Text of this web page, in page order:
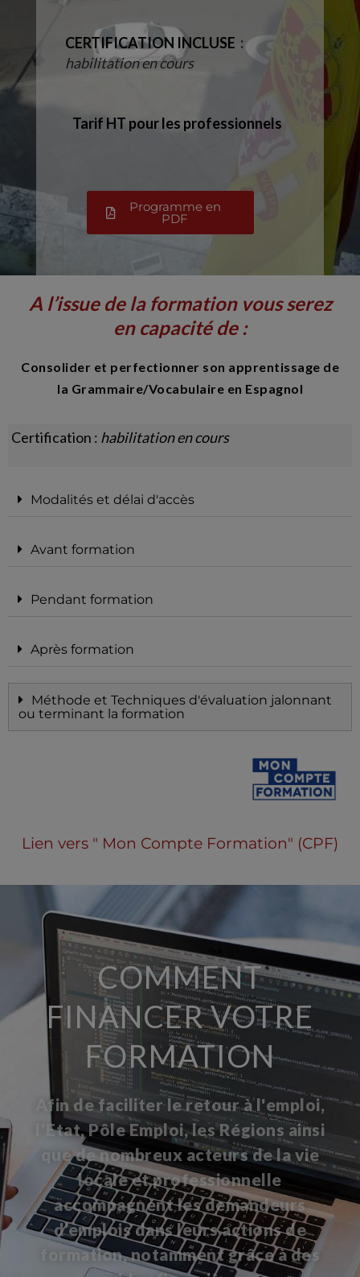
CERTIFICATION INCLUSE :
habilitation en cours
Tarif HT pour les professionnels
Programme en
PDF
A l’issue de la formation vous serez
en capacité de :
Consolider et perfectionner son apprentissage de
la Grammaire/Vocabulaire en Espagnol
Certification : habilitation en cours
Modalités et délai d'accès
Avant formation
Pendant formation
Après formation
Méthode et Techniques d'évaluation jalonnant
ou terminant la formation
Lien vers " Mon Compte Formation" (CPF)
COMMENT
FINANCER VOTRE
FORMATION
Afin de faciliter le retour à l'emploi,
l'Etat, Pôle Emploi, les Régions ainsi
que de nombreux acteurs de la vie
locale et professionnelle
accompagnent les demandeurs
d’emplois dans leurs actions de
formation, notamment grâce à des